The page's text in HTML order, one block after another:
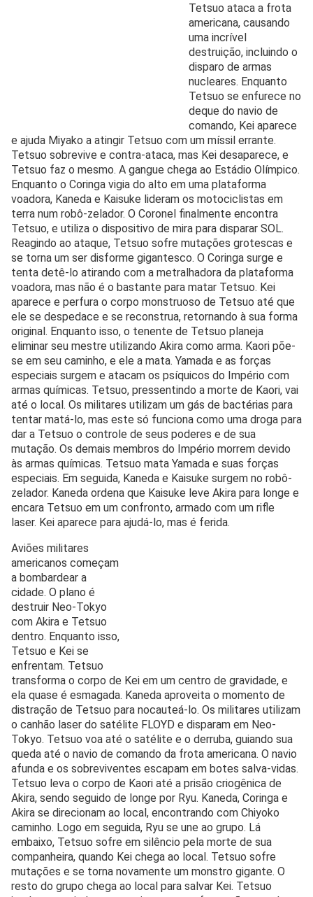
Tetsuo ataca a frota
americana, causando
uma incrível
destruição, incluindo o
disparo de armas
nucleares. Enquanto
Tetsuo se enfurece no
deque do navio de
comando, Kei aparece
e ajuda Miyako a atingir Tetsuo com um míssil errante.
Tetsuo sobrevive e contra-ataca, mas Kei desaparece, e
Tetsuo faz o mesmo. A gangue chega ao Estádio Olímpico.
Enquanto o Coringa vigia do alto em uma plataforma
voadora, Kaneda e Kaisuke lideram os motociclistas em
terra num robô-zelador. O Coronel finalmente encontra
Tetsuo, e utiliza o dispositivo de mira para disparar SOL.
Reagindo ao ataque, Tetsuo sofre mutações grotescas e
se torna um ser disforme gigantesco. O Coringa surge e
tenta detê-lo atirando com a metralhadora da plataforma
voadora, mas não é o bastante para matar Tetsuo. Kei
aparece e perfura o corpo monstruoso de Tetsuo até que
ele se despedace e se reconstrua, retornando à sua forma
original. Enquanto isso, o tenente de Tetsuo planeja
eliminar seu mestre utilizando Akira como arma. Kaori põe-
se em seu caminho, e ele a mata. Yamada e as forças
especiais surgem e atacam os psíquicos do Império com
armas químicas. Tetsuo, pressentindo a morte de Kaori, vai
até o local. Os militares utilizam um gás de bactérias para
tentar matá-lo, mas este só funciona como uma droga para
dar a Tetsuo o controle de seus poderes e de sua
mutação. Os demais membros do Império morrem devido
às armas químicas. Tetsuo mata Yamada e suas forças
especiais. Em seguida, Kaneda e Kaisuke surgem no robô-
zelador. Kaneda ordena que Kaisuke leve Akira para longe e
encara Tetsuo em um confronto, armado com um rifle
laser. Kei aparece para ajudá-lo, mas é ferida.
Aviões militares
americanos começam
a bombardear a
cidade. O plano é
destruir Neo-Tokyo
com Akira e Tetsuo
dentro. Enquanto isso,
Tetsuo e Kei se
enfrentam. Tetsuo
transforma o corpo de Kei em um centro de gravidade, e
ela quase é esmagada. Kaneda aproveita o momento de
distração de Tetsuo para nocauteá-lo. Os militares utilizam
o canhão laser do satélite FLOYD e disparam em Neo-
Tokyo. Tetsuo voa até o satélite e o derruba, guiando sua
queda até o navio de comando da frota americana. O navio
afunda e os sobreviventes escapam em botes salva-vidas.
Tetsuo leva o corpo de Kaori até a prisão criogênica de
Akira, sendo seguido de longe por Ryu. Kaneda, Coringa e
Akira se direcionam ao local, encontrando com Chiyoko
caminho. Logo em seguida, Ryu se une ao grupo. Lá
embaixo, Tetsuo sofre em silêncio pela morte de sua
companheira, quando Kei chega ao local. Tetsuo sofre
mutações e se torna novamente um monstro gigante. O
resto do grupo chega ao local para salvar Kei. Tetsuo